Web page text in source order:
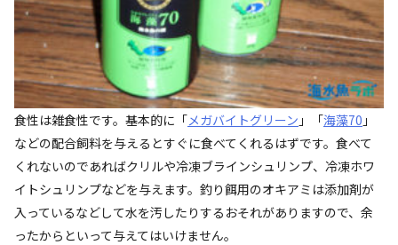
食性は雑食性です。基本的に「メガバイトグリーン 」「海藻70 」
などの配合飼料を与えるとすぐに食べてくれるはずです。食べて
くれないのであればクリルや冷凍ブラインシュリンプ、冷凍ホワ
イトシュリンプなどを与えます。釣り餌用のオキアミは添加剤が
入っているなどして水を汚したりするおそれがありますので、余
ったからといって与えてはいけません。